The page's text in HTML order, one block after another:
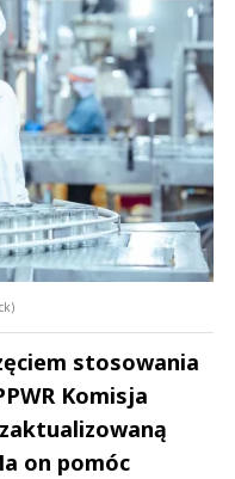
stosowania
Komisja
on pomóc